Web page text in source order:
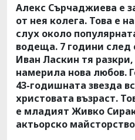
Алекс Сърчаджиева е
от нея колега. Това е
слух около
водеща. 7 години
Иван Ласкин тя
намерила нова любов.
43-годишната звезда
христовата възраст.
е младият Живко
актьорско